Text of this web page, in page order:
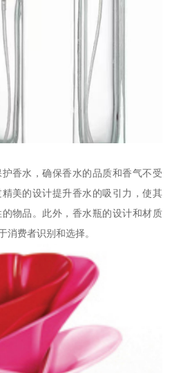
香水，确保香水的品质和香气不受
美的设计提升香水的吸引力，使其
物品。此外，香水瓶的设计和材质
消费者识别和选择。